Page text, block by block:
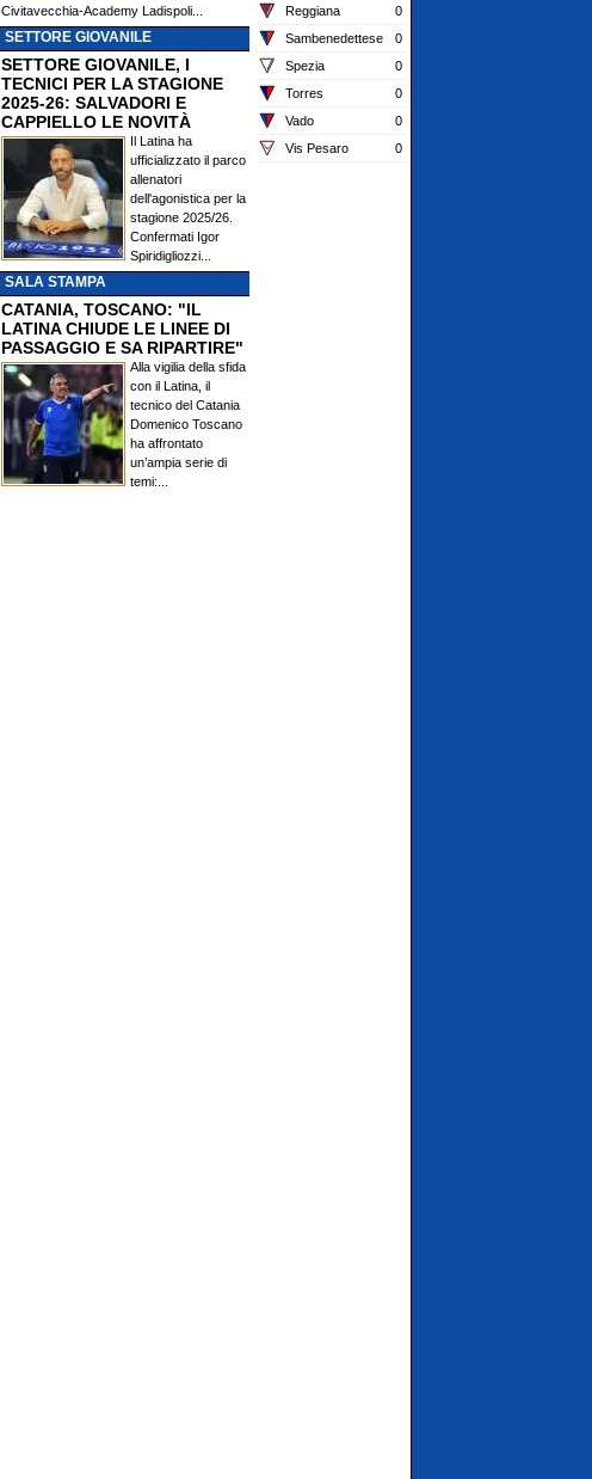
Civitavecchia-Academy Ladispoli...
SETTORE GIOVANILE
SETTORE GIOVANILE, I
TECNICI PER LA STAGIONE
2025-26: SALVADORI E
CAPPIELLO LE NOVITÀ
Il Latina ha
ufficializzato il parco
allenatori
dell'agonistica per la
stagione 2025/26.
Confermati Igor
Spiridigliozzi...
SALA STAMPA
CATANIA, TOSCANO: "IL
LATINA CHIUDE LE LINEE DI
PASSAGGIO E SA RIPARTIRE"
Alla vigilia della sfida
con il Latina, il
tecnico del Catania
Domenico Toscano
ha affrontato
un’ampia serie di
temi:...
Reggiana
0
Sambenedettese
0
Spezia
0
Torres
0
Vado
0
Vis Pesaro
0